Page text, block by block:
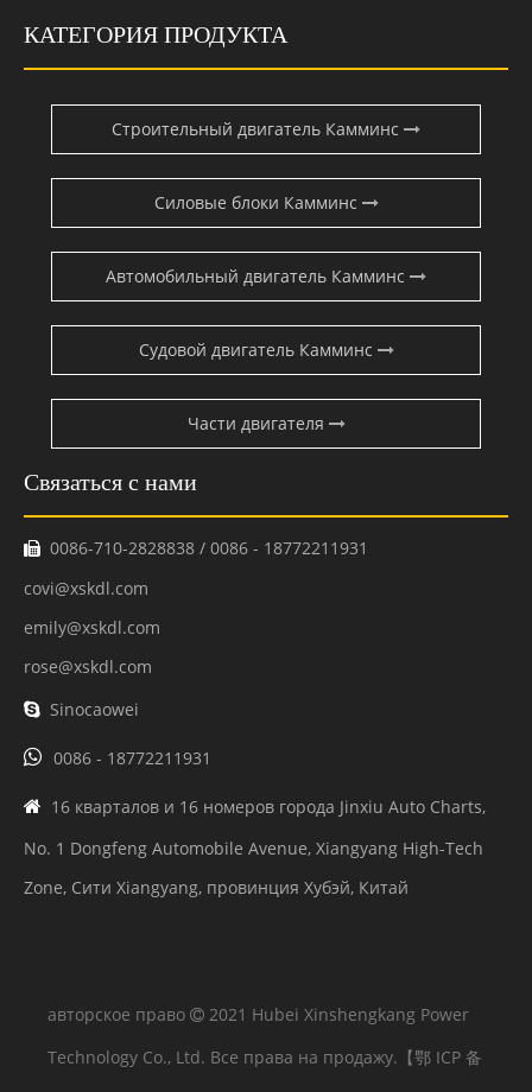
КАТЕГОРИЯ ПРОДУКТА
Строительный двигатель Камминс
Силовые блоки Камминс
Автомобильный двигатель Камминс
Судовой двигатель Камминс
Части двигателя
Связаться с нами
 0086-710-2828838 / 0086 - 18772211931
covi@xskdl.com
emily@xskdl.com
rose@xskdl.com
 Sinocaowei
 0086 - 18772211931
 16 кварталов и 16 номеров города Jinxiu Auto Charts,
No. 1 Dongfeng Automobile Avenue, Xiangyang High-Tech
Zone, Сити Xiangyang, провинция Хубэй, Китай
авторское право  2021 Hubei Xinshengkang Power
Technology Co., Ltd. Все права на продажу. 【鄂 ICP 备